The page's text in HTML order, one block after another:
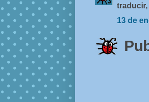
traducir,
13 de